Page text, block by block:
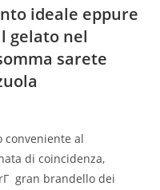
ideale eppure
gelato nel
sarete
conveniente al
di coincidenza,
gran brandello dei